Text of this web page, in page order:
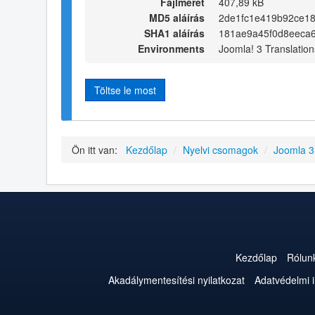
MD5 aláírás
SHA1 aláírás
Environments
Joomla! 3
Töltse le most
Ön itt van: Kezdőlap / Nyelvi csomagok / Joomla
Kezdőlap
Akadálymentesítési nyilatkozat
Adatvédelmi